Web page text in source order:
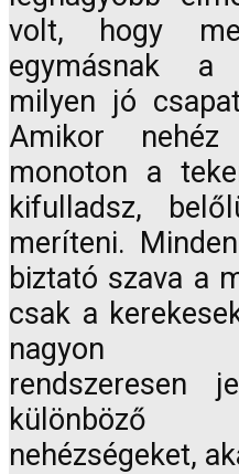
volt, hogy
egymásnak a
milyen jó
Amikor nehéz
monoton a
kifulladsz,
meríteni.
biztató szava a
csak a
nagyon
rendszeresen
különböző
nehézségeket,